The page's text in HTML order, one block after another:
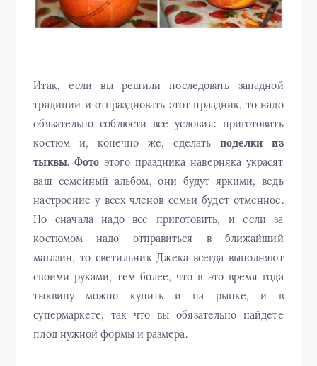
Итак, если вы решили последовать западной
традиции и отпраздновать этот праздник, то надо
обязательно соблюсти все условия: приготовить
костюм и, конечно же, сделать поделки из
тыквы. Фото этого праздника наверняка украсят
ваш семейный альбом, они будут яркими, ведь
настроение у всех членов семьи будет отменное.
Но сначала надо все приготовить, и если за
костюмом надо отправиться в ближайший
магазин, то светильник Джека всегда выполняют
своими руками, тем более, что в это время года
тыквину можно купить и на рынке, и в
супермаркете, так что вы обязательно найдете
плод нужной формы и размера.